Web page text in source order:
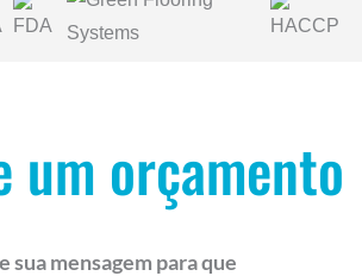
um orçamento
sua mensagem para que